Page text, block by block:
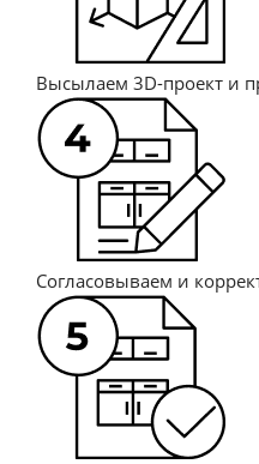
Посмотреть
Кухня Кейл
от 23 246 п/м
Посмотреть
Высылаем 3D-проект и
Согласовываем и